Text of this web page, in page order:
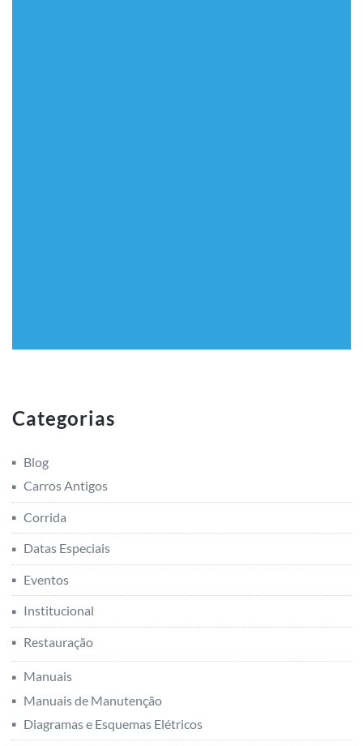
Categorias
Blog
Carros Antigos
Corrida
Datas Especiais
Eventos
Institucional
Restauração
Manuais
Manuais de Manutenção
Diagramas e Esquemas Elétricos